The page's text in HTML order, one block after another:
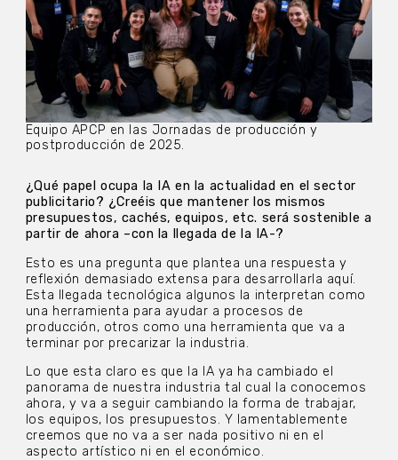
Equipo APCP en las Jornadas de producción y
postproducción de 2025.
¿Qué papel ocupa la IA en la actualidad en el sector
publicitario? ¿Creéis que mantener los mismos
presupuestos, cachés, equipos, etc. será sostenible a
partir de ahora –con la llegada de la IA-?
Esto es una pregunta que plantea una respuesta y
reflexión demasiado extensa para desarrollarla aquí.
Esta llegada tecnológica algunos la interpretan como
una herramienta para ayudar a procesos de
producción, otros como una herramienta que va a
terminar por precarizar la industria.
Lo que esta claro es que la IA ya ha cambiado el
panorama de nuestra industria tal cual la conocemos
ahora, y va a seguir cambiando la forma de trabajar,
los equipos, los presupuestos. Y lamentablemente
creemos que no va a ser nada positivo ni en el
aspecto artístico ni en el económico.